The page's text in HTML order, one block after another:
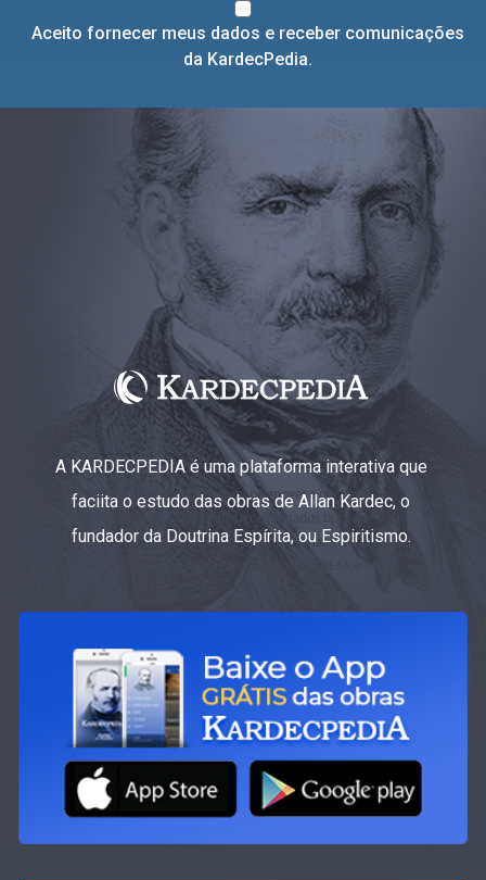
Aceito fornecer meus dados e receber comunicações
da KardecPedia.
A KARDECPEDIA é uma plataforma interativa que
faciita o estudo das obras de Allan Kardec, o
fundador da Doutrina Espírita, ou Espiritismo.